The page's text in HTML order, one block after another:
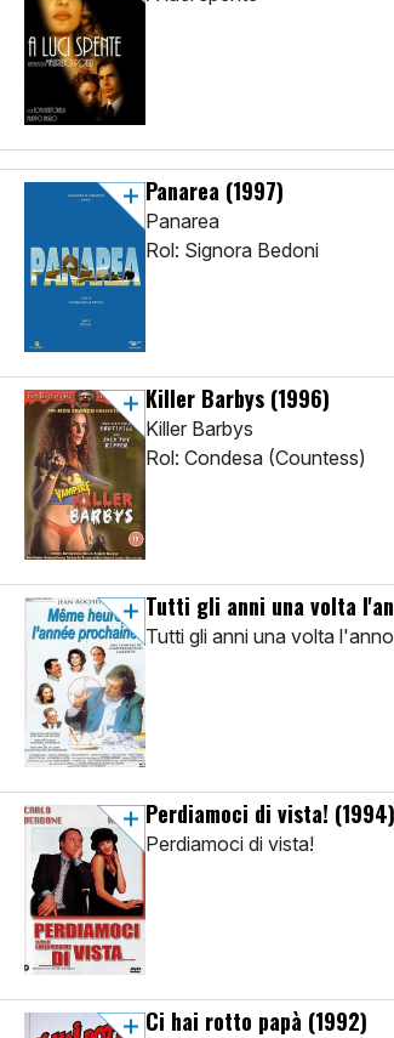
Panarea (1997)
Panarea
Rol: Signora Bedoni
Killer Barbys (1996)
Killer Barbys
Rol: Condesa (Countess)
Tutti gli anni una volta
Tutti gli anni una volta l'anno
Perdiamoci di vista! (1994)
Perdiamoci di vista!
Ci hai rotto papà (1992)